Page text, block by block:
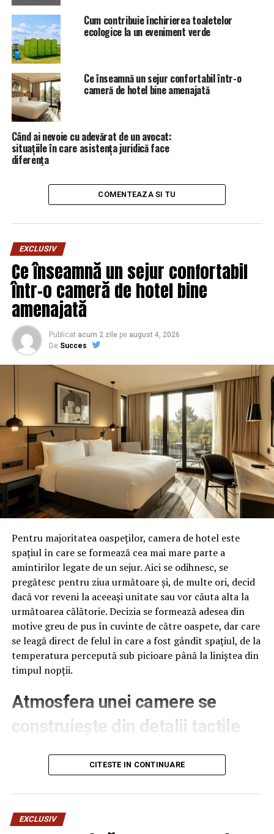
Cum contribuie închirierea toaletelor
ecologice la un eveniment verde
Ce înseamnă un sejur confortabil într-o
cameră de hotel bine amenajată
Când ai nevoie cu adevărat de un avocat:
situațiile în care asistența juridică face
diferența
COMENTEAZA SI TU
EXCLUSIV
Ce înseamnă un sejur confortabil
într-o cameră de hotel bine
amenajată
Publicat acum 2 zile pe august 4, 2026
De Succes
Pentru majoritatea oaspeților, camera de hotel este
spațiul în care se formează cea mai mare parte a
amintirilor legate de un sejur. Aici se odihnesc, se
pregătesc pentru ziua următoare și, de multe ori, decid
dacă vor reveni la aceeași unitate sau vor căuta alta la
următoarea călătorie. Decizia se formează adesea din
motive greu de pus în cuvinte de către oaspete, dar care
se leagă direct de felul în care a fost gândit spațiul, de la
temperatura percepută sub picioare până la liniștea din
timpul nopții.
Atmosfera unei camere se
construiește din detalii tactile
Contactul direct cu pardoseala este una dintre primele
senzații fizice pe care le are un oaspete atunci când
pe drum, seara târziu. Textura și moliciunea potrivite,
oferite democheta hotel
care este percepută o cameră, chiar dacă restul
CITESTE IN CONTINUARE
EXCLUSIV